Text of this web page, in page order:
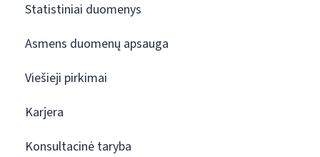
Statistiniai duomenys
Asmens duomenų apsauga
Viešieji pirkimai
Karjera
Konsultacinė taryba